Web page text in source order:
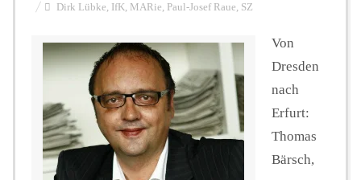
Hintergrund
FUNKTURM-Beiträge
Podcast
Dirk Lübke, IfK, MARie, Paul-Josef Raue, SZ
Von
Dresden
nach
Erfurt:
Thomas
Bärsch,